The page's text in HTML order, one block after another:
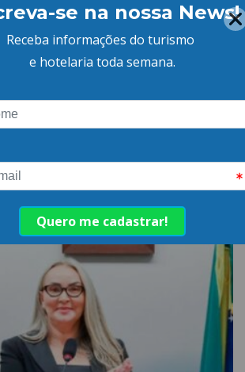
ABIH-SC
Marina da Beira-
deve gerar
2 mil empregos